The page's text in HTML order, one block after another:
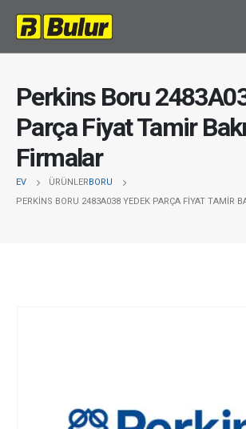
Perkins Boru
Parça Fiyat Tamir
Firmalar
EV ÜRÜNLERBORU
PERKINS BORU 2483A038 YEDEK PARÇA FIYAT TAMIR